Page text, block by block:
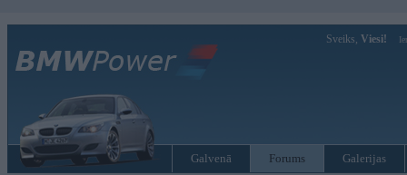
Sveiks, Viesi!
Galvenā Forums Galerijas